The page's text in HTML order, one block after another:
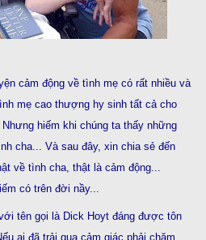
cảm động về tình mẹ có rất nhiều và
mẹ cao thượng hy sinh tất cả cho
hiếm khi chúng ta thấy những
cha... Và sau đây, xin chia sẻ đến
về tình cha, thật là cảm động...
có trên đời nầy...
tên gọi là Dick Hoyt đáng được tôn
ai đã trải qua cảm giác phải chăm